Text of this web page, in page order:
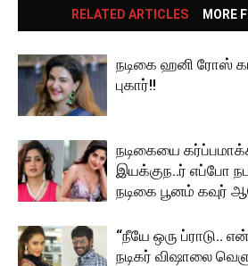
RELATED ARTICLES MORE
நடிகை ஹனி ரோஸ்
புகார்!!
நடிகையை
இயக்குந..ர் எப்போ
நடிகை பூனம் கவுர்
“நீயே ஒரு ப்ராடு..
நடிகர் விஷாலை